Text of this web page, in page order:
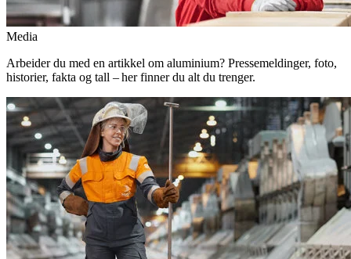
Media
Arbeider du med en artikkel om aluminium? Pressemeldinger, foto,
historier, fakta og tall – her finner du alt du trenger.